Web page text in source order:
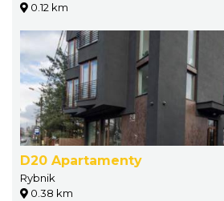
0.12 km
D20 Apartamenty
Rybnik
0.38 km